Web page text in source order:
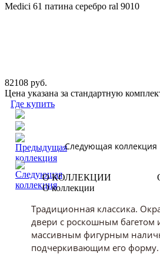
Medici 61 патина серебро ral 9010
82108 руб.
Цена указана за стандартную
Где купить
Следующая коллекция
О КОЛЛЕКЦИИ
О коллекции
Традиционная классика.
двери с роскошным багетом
массивным фигурным
подчеркивающим его форму.